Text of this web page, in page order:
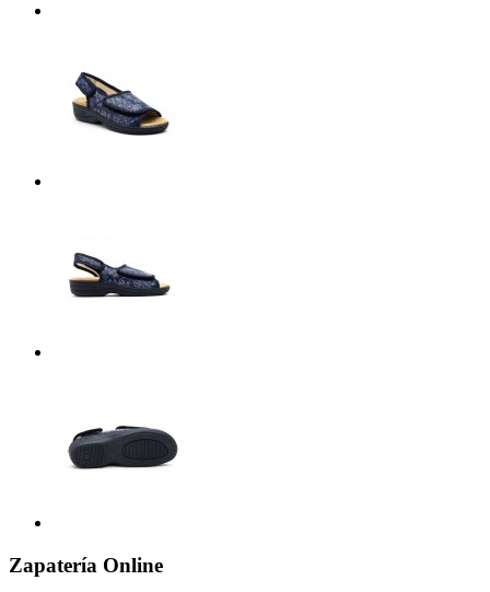
Zapatería Online